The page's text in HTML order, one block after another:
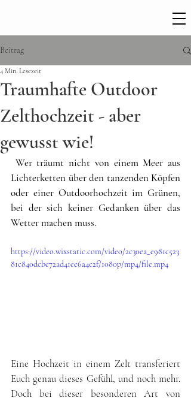
Beitrag
Traumhafte Outdoor
Zelthochzeit - aber
gewusst wie!
4 Min. Lesezeit
Lichterketten über den tanzenden Köpfen
oder einer Outdoorhochzeit im Grünen,
bei der sich keiner Gedanken über das
Wetter machen muss.
https://video.wixstatic.com/video/2c30ea_e981c523
81c840dcbe72ad41ee6a4c2f/1080p/mp4/file.mp4
Eine Hochzeit in einem Zelt transferiert
Euch genau dieses Gefühl, und noch mehr.
Doch bei dieser besonderen Art von